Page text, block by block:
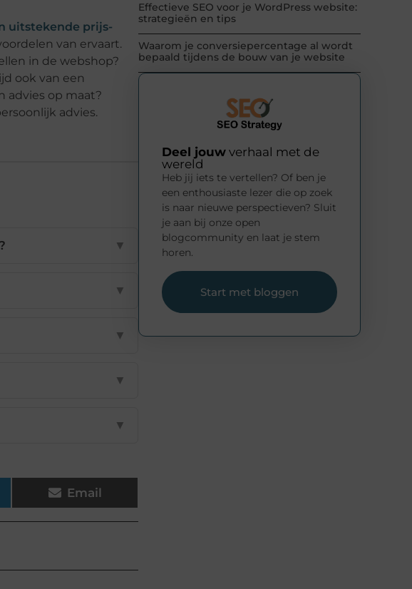
uitstekende prijs-
van ervaart.
in de webshop?
ook van een
advies op maat?
advies.
▼
▼
▼
▼
▼
Email
Effectieve SEO voor je WordPress website:
strategieën en tips
Waarom je conversiepercentage al wordt
bepaald tijdens de bouw van je website
Deel jouw verhaal met de
wereld
Heb jij iets te vertellen? Of ben je
een enthousiaste lezer die op zoek
is naar nieuwe perspectieven? Sluit
je aan bij onze open
blogcommunity en laat je stem
horen.
Start met bloggen